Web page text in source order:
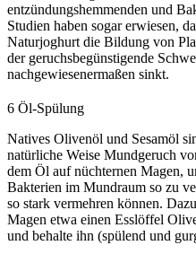
entzündungshemmenden und
Studien haben sogar erwiesen,
Naturjoghurt die Bildung von
der geruchsbegünstigende
nachgewiesenermaßen sinkt.
6 Öl-Spülung
Natives Olivenöl und Sesamöl
natürliche Weise Mundgeruch
dem Öl auf nüchternen Magen,
Bakterien im Mundraum so zu
so stark vermehren können.
Magen etwa einen Esslöffel
und behalte ihn (spülend und